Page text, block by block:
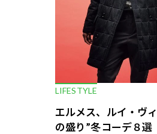
LIFESTYLE
エルメス、ルイ・ヴ
の盛り”冬コーデ８選